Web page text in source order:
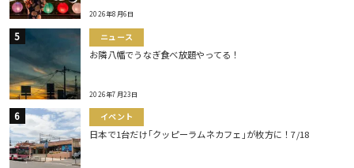
2026年8月6日
ニュース
お隣八幡でうなぎ食べ放題やってる！
2026年7月23日
イベント
日本で1台だけ｢クッピーラムネカフェ｣が枚方に！7/18